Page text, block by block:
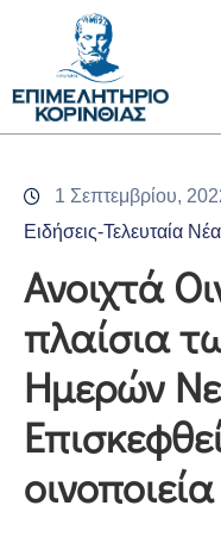
Επιμελητήριο
Υπηρεσίες
Προγράμματα
&
Δράσεις
Εκδηλώσεις
Επικοινωνία
1 Σεπτεμβρίου,
Ειδήσεις-Τελευταία Νέα
Ανοιχτά
πλαίσια
Ημερών